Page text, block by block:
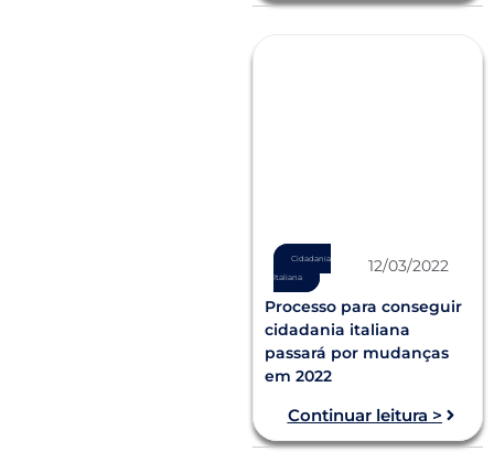
Cidadania
Italiana
12/03/2022
Processo para conseguir
cidadania italiana
passará por mudanças
em 2022
Continuar leitura >